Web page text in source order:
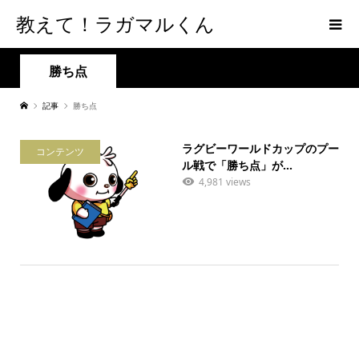
教えて！ラガマルくん
勝ち点
記事 勝ち点
コンテンツ
ラグビーワールドカップのプー
ル戦で「勝ち点」が...
4,981 views